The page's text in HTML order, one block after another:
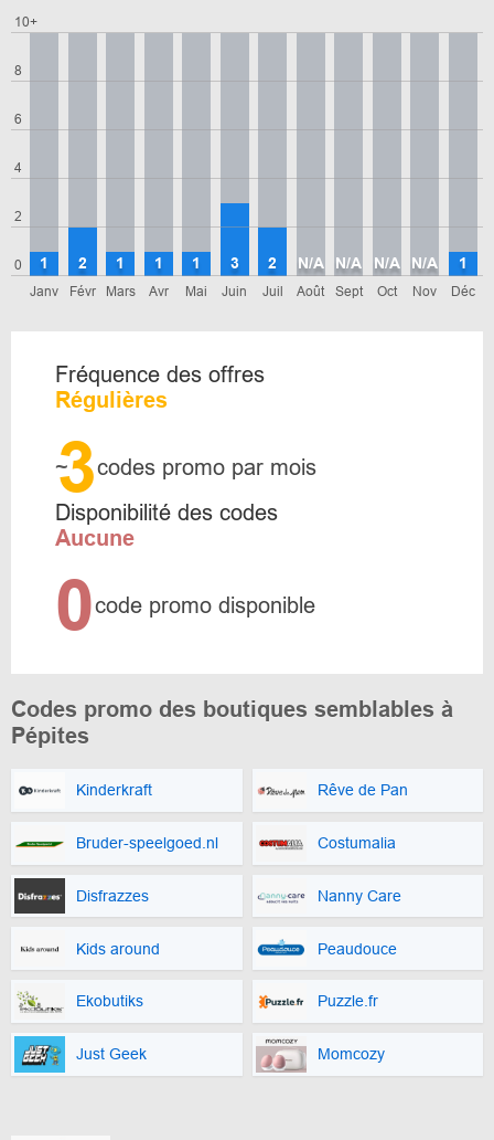
0
2
4
6
8
10+
Janv
1
Févr
2
Mars
1
Avr
1
Mai
1
Juin
3
Juil
2
Août
N/A
Sept
N/A
Oct
N/A
Nov
N/A
Déc
1
Fréquence des offres
Régulières
~
3codes promo par mois
Disponibilité des codes
Aucune
0code promo disponible
Codes promo des boutiques semblables à
Pépites
Kinderkraft Rêve de Pan
Bruder-speelgoed.nl Costumalia
Disfrazzes Nanny Care
Kids around Peaudouce
Ekobutiks Puzzle.fr
Just Geek Momcozy